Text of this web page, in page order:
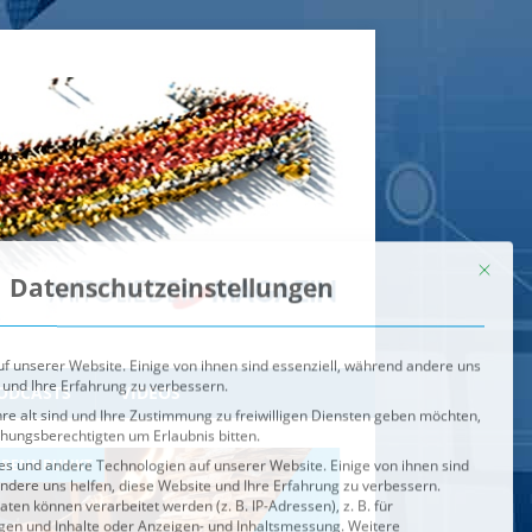
VIDEOS
IM BRENNPUNKT
unserer Website. Einige von ihnen sind essenziell, während andere uns
Ihre Erfahrung zu verbessern.
alt sind und Ihre Zustimmung zu freiwilligen Diensten geben möchten,
um Erlaubnis bitten.
und andere Technologien auf unserer Website. Einige von ihnen sind
können verarbeitet werden (z. B. IP-Adressen), z. B. für
und Inhalte oder Anzeigen- und Inhaltsmessung.
Verwendung Ihrer Daten finden Sie in unsererDatenschutzerklärung.
Service-Gruppen, für die eine Einwilligung erteilt werden
Speichern
Alle akzeptieren